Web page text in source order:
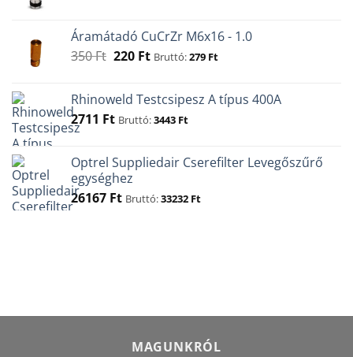
Áramátadó CuCrZr M6x16 - 1.0
350Ft Original
350 Ft.
220 FtCurrent
220 Ft.
Bruttó:279 Ft
Rhinoweld Testcsipesz A típus 400A
2711 Ft Bruttó:3443 Ft
Optrel Suppliedair Cserefilter Levegőszűrő
egységhez
26167 Ft Bruttó:33232 Ft
MAGUNKRÓL